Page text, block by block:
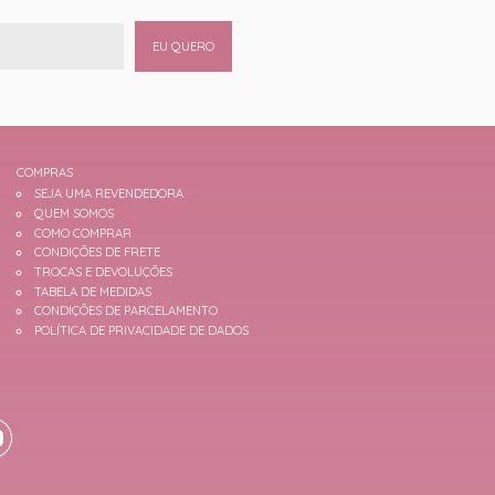
EU QUERO
COMPRAS
SEJA UMA REVENDEDORA
QUEM SOMOS
COMO COMPRAR
CONDIÇÕES DE FRETE
TROCAS E DEVOLUÇÕES
TABELA DE MEDIDAS
CONDIÇÕES DE PARCELAMENTO
POLÍTICA DE PRIVACIDADE DE DADOS